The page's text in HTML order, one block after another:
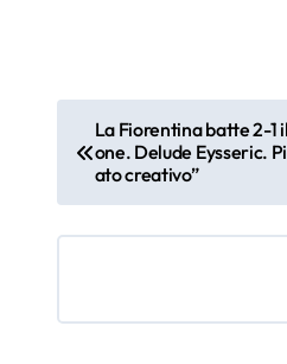
a
v
g
La Fiorentina batte 2-1
one. Delude Eysseric.
ato creativo”